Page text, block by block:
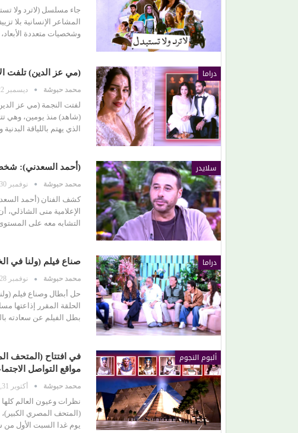
جاء مسلسل (لاترد ولا
المشاعر الإنسانية بلا
وشخصيات متعددة
دراما (مي عز الدين) تلفت
محمد حبوشة ديسمبر 22, 2025
لفتت النجمة (مي عز
(شاهد) منذ يومين، وهي
الذي يهتم باللياقة
سلايدر (أحمد السعدني):
محمد حبوشة نوفمبر 30, 2025
الإعلامية منى
التشابه معه على
دراما صناع فيلم (ولنا في
محمد حبوشة نوفمبر 28, 2025
حل أبطال وصناع فيلم
بطل الفيلم عن سعادته
ألبوم النجوم
في افتتاح (المتحف
مواقع التواصل
محمد حبوشة أكتوبر 31, 2025
نظرات وعيون العالم
(المتحف المصري
يوم غدا السبت الأول من